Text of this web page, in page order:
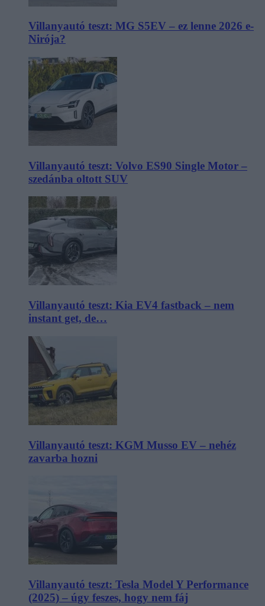
Villanyautó teszt: MG S5EV – ez lenne 2026 e-
Nirója?
Villanyautó teszt: Volvo ES90 Single Motor –
szedánba oltott SUV
Villanyautó teszt: Kia EV4 fastback – nem
instant get, de…
Villanyautó teszt: KGM Musso EV – nehéz
zavarba hozni
Villanyautó teszt: Tesla Model Y Performance
(2025) – úgy feszes, hogy nem fáj